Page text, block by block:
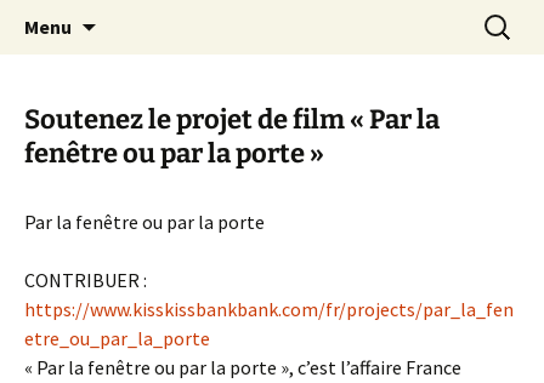
Canal Marches
Menu
Soutenez le projet de film « Par la
fenêtre ou par la porte »
Par la fenêtre ou par la porte
CONTRIBUER :
https://www.kisskissbankbank.com/fr/projects/par_la_fen
etre_ou_par_la_porte
« Par la fenêtre ou par la porte », c’est l’affaire France